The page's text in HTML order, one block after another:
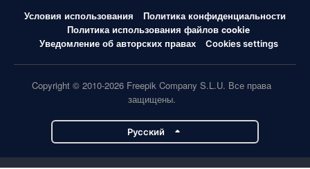
Условия использования
Политика конфиденциальности
Политика использования файлов cookie
Уведомление об авторских правах
Cookies settings
Copyright © 2010-2026 Freepik Company S.L.U. Все права
защищены.
Pусский